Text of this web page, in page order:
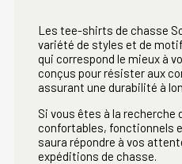
Les tee-shirts de chasse
variété de styles et de
qui correspond le mieux à
conçus pour résister aux
assurant une durabilité à
Si vous êtes à la
confortables, fonctionnels
saura répondre à vos
expéditions de chasse.